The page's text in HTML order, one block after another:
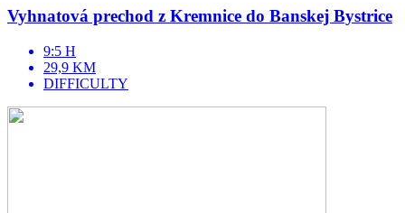
Vyhnatová prechod z Kremnice do Banskej Bystrice
9:5 H
29,9 KM
DIFFICULTY